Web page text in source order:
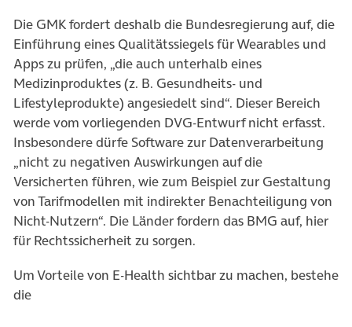
Die GMK fordert deshalb die Bundesregierung auf, die
Einführung eines Qualitätssiegels für Wearables und
Apps zu prüfen, „die auch unterhalb eines
Medizinproduktes (z. B. Gesundheits- und
Lifestyleprodukte) angesiedelt sind“. Dieser Bereich
werde vom vorliegenden DVG-Entwurf nicht erfasst.
Insbesondere dürfe Software zur Datenverarbeitung
„nicht zu negativen Auswirkungen auf die
Versicherten führen, wie zum Beispiel zur Gestaltung
von Tarifmodellen mit indirekter Benachteiligung von
Nicht-Nutzern“. Die Länder fordern das BMG auf, hier
für Rechtssicherheit zu sorgen.
Um Vorteile von E-Health sichtbar zu machen, bestehe
die